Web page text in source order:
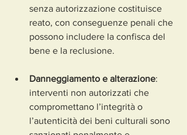
senza autorizzazione costituisce
reato, con conseguenze penali che
possono includere la confisca del
bene e la reclusione.
Danneggiamento e alterazione:
interventi non autorizzati che
compromettano l’integrità o
l’autenticità dei beni culturali sono